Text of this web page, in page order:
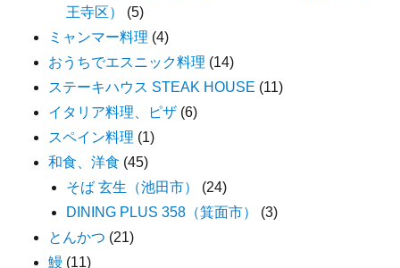
王寺区）
(5)
ミャンマー料理 (4)
おうちでエスニック料理 (14)
ステーキハウス STEAK HOUSE (11)
イタリア料理、ピザ (6)
スペイン料理 (1)
和食、洋食 (45)
そば 玄生（池田市）
(24)
DINING PLUS 358（箕面市）
(3)
とんかつ (21)
鰻 (11)